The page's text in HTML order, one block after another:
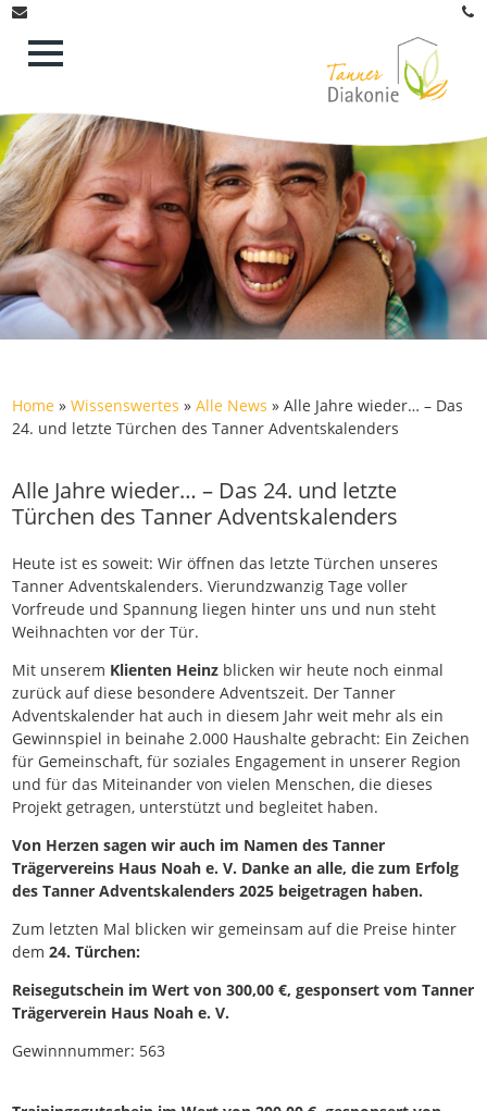
Home »Wissenswertes »Alle News »Alle Jahre wieder… – Das
24. und letzte Türchen des Tanner Adventskalenders
Alle Jahre wieder… – Das 24. und letzte
Türchen des Tanner Adventskalenders
Heute ist es soweit: Wir öffnen das letzte Türchen unseres
Tanner Adventskalenders. Vierundzwanzig Tage voller
Vorfreude und Spannung liegen hinter uns und nun steht
Weihnachten vor der Tür.
Mit unserem Klienten Heinz blicken wir heute noch einmal
zurück auf diese besondere Adventszeit. Der Tanner
Adventskalender hat auch in diesem Jahr weit mehr als ein
Gewinnspiel in beinahe 2.000 Haushalte gebracht: Ein Zeichen
für Gemeinschaft, für soziales Engagement in unserer Region
und für das Miteinander von vielen Menschen, die dieses
Projekt getragen, unterstützt und begleitet haben.
Von Herzen sagen wir auch im Namen des Tanner
Trägervereins Haus Noah e. V. Danke an alle, die zum Erfolg
des Tanner Adventskalenders 2025 beigetragen haben.
Zum letzten Mal blicken wir gemeinsam auf die Preise hinter
dem24. Türchen:
Reisegutschein im Wert von 300,00 €, gesponsert vom Tanner
Trägerverein Haus Noah e. V.
Gewinnnummer: 563